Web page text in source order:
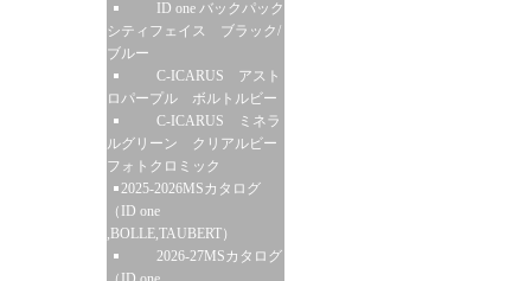
ID one バックパック
シティフェイス ブラック/
ブルー
C-ICARUS アスト
ロパープル ボルトルビー
C-ICARUS ミネラ
ルグリーン クリアルビー
フォトクロミック
2025-2026MSカタログ
（ID one
,BOLLE,TAUBERT）
2026-27MSカタログ